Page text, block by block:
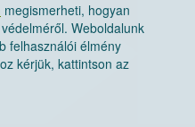
megismerheti, hogyan
Weboldalunk
felhasználói élmény
kérjük, kattintson az